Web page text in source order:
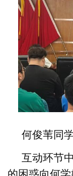
何俊苇同
互动环节